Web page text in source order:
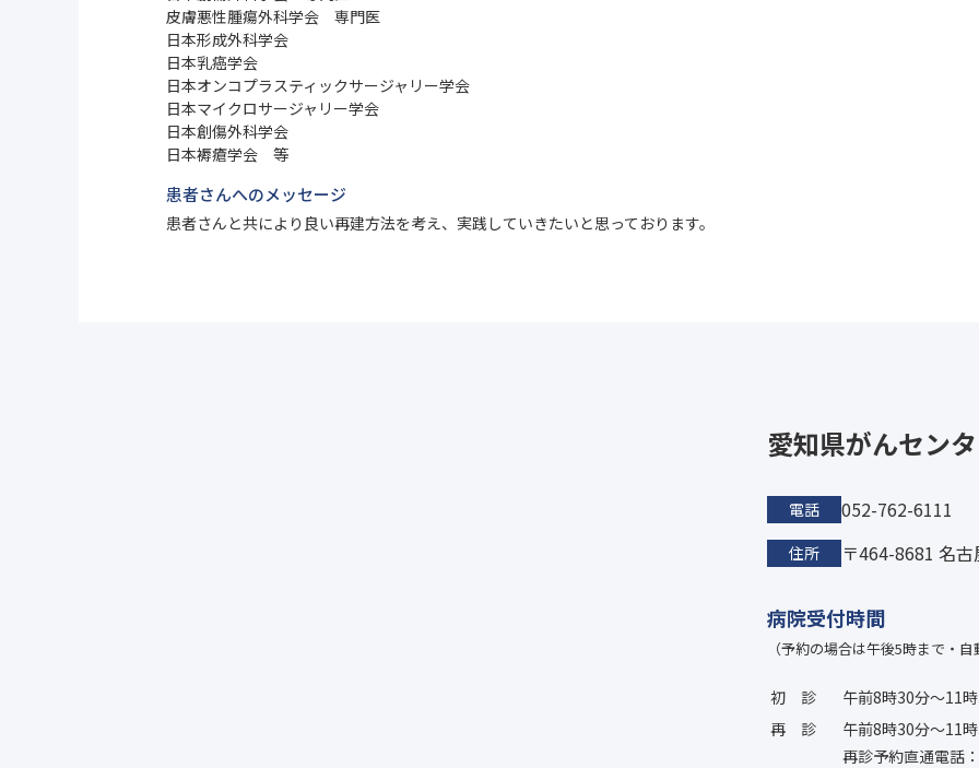
皮膚悪性腫瘍外科学会 専門医
日本形成外科学会
日本乳癌学会
日本オンコプラスティックサージャリー学会
日本マイクロサージャリー学会
日本創傷外科学会
日本褥瘡学会 等
患者さんへのメッセージ
患者さんと共により良い再建方法を考え、実践していきたいと思っております。
愛知県がんセン
電話 052-762-6111
住所 〒464-8681 名
病院受付時間
（予約の場合は午後5時まで・
初診
午前8時30分〜11
再診
午前8時30分〜11
再診予約直通電話